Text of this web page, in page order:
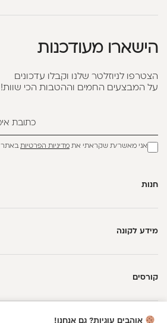
הישארו מעודכנות
הצטרפו לניוזלטר שלנו וקבלו עדכונים
על המבצעים החמים וההטבות הכי שוות!
אני מאשר/ת שקראתי את מדיניות הפרטיותבאתר
חנות
מידע לקונה
קורסים
אוהבים עוגיות? גם אנחנו!